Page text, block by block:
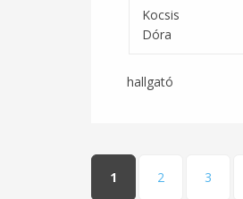
Kocsis
Dóra
hallgató
Oldalak
1 2 3